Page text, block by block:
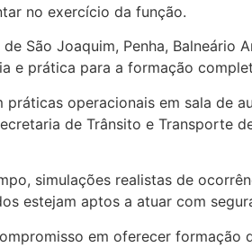
no exercício da função.
São Joaquim, Penha, Balneário
e prática para a formação
operacionais em sala de
de Trânsito e Transporte
simulações realistas de
estejam aptos a atuar com
em oferecer